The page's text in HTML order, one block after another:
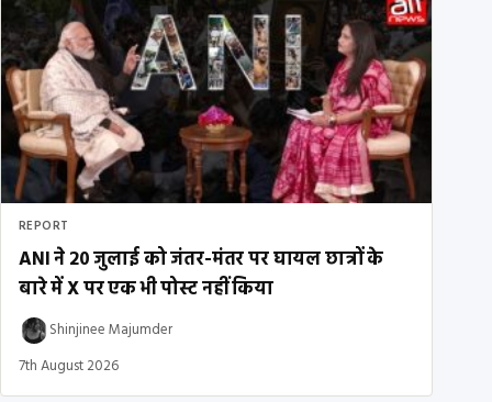
REPORT
ANI ने 20 जुलाई को जंतर-मंतर पर घायल छात्रों के
बारे में X पर एक भी पोस्ट नहीं किया
Shinjinee Majumder
7th August 2026